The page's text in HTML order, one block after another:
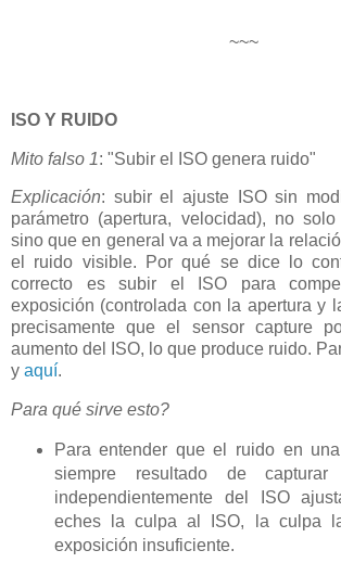
~~~
ISO Y RUIDO
Mito falso 1: "Subir el ISO genera ruido"
Explicación: subir el ajuste ISO sin
parámetro (apertura, velocidad), no
sino que en general va a mejorar la
el ruido visible. Por qué se dice lo
correcto es subir el ISO para
exposición (controlada con la apertura y
precisamente que el sensor capture
aumento del ISO, lo que produce ruido.
y aquí.
Para qué sirve esto?
Para entender que el ruido en
siempre resultado de
independientemente del ISO
eches la culpa al ISO, la culpa
exposición insuficiente.